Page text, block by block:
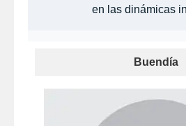
en las dinámicas
Buendía